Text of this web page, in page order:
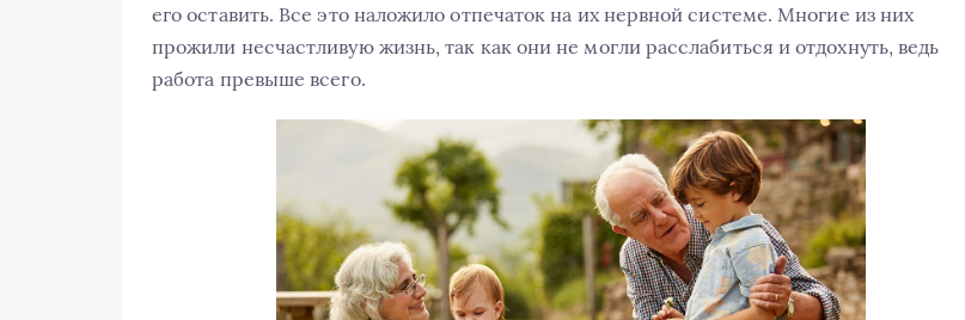
его оставить. Все это наложило отпечаток на их нервной системе. Многие из них
прожили несчастливую жизнь, так как они не могли расслабиться и отдохнуть, ведь
работа превыше всего.